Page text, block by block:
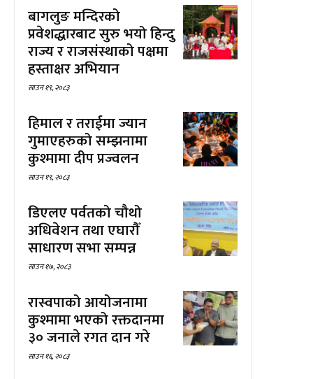
बागलुङ मन्दिरको
प्रवेशद्धारबाट सुरु भयो हिन्दु
राज्य र राजसंस्थाको पक्षमा
हस्ताक्षर अभियान
साउन १९, २०८३
हिमाल र तराईमा ज्यान
गुमाएहरुको सम्झनामा
कुश्मामा दीप प्रज्वलन
साउन १९, २०८३
डिएलए पर्वतको चौथो
अधिवेशन तथा एघारौँ
साधारण सभा सम्पन्न
साउन १७, २०८३
रास्वपाको आयोजनामा
कुश्मामा भएको रक्तदानमा
३० जनाले रगत दान गरे
साउन १६, २०८३